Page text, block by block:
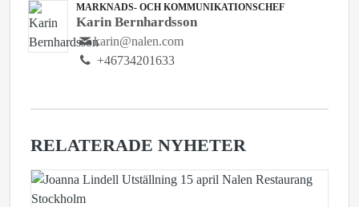
MARKNADS- OCH KOMMUNIKATIONSCHEF
Karin Bernhardsson
karin@nalen.com
+46734201633
RELATERADE NYHETER